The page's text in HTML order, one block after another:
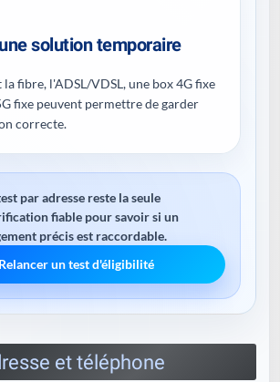
solution temporaire
la fibre, l'ADSL/VDSL, une box 4G fixe
fixe peuvent permettre de garder
correcte.
par adresse reste la seule
fiable pour savoir si un
précis est raccordable.
Relancer un test d'éligibilité
et téléphone